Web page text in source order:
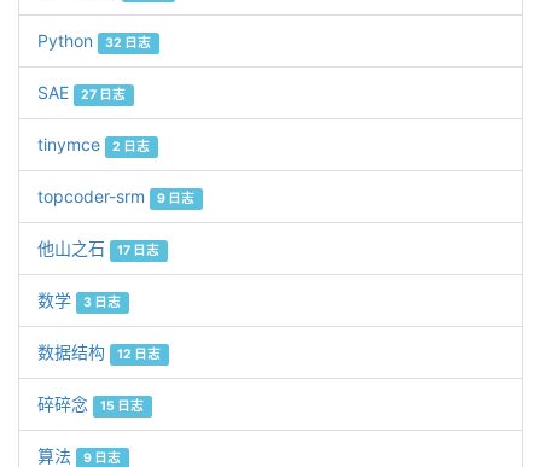
Python 32 日志
SAE 27 日志
tinymce 2 日志
topcoder-srm 9 日志
他山之石 17 日志
数学 3 日志
数据结构 12 日志
碎碎念 15 日志
算法 9 日志